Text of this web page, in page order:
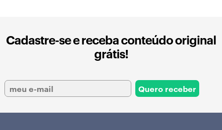
Cadastre-se e receba conteúdo original
grátis!